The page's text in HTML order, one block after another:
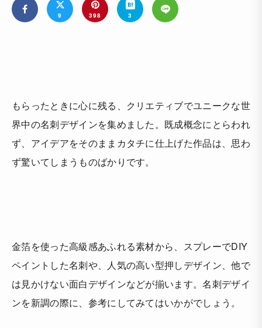
9 398 3
もらったときに心に残る、クリエティブでユニークな世
界中の名刺デザインを集めました。既成概念にとらわれ
ず、アイデアをそのままカタチに仕上げた作品は、思わ
ず驚いてしまうものばかりです。
金箔を使った高級感あふれる素材から、スプレーでDIY
ペイントした名刺や、人気の高い型押しデザイン、他で
は見かけない面白デザインなどが揃います。名刺デザイ
ンを新調の際に、参考にしてみてはいかがでしょう。